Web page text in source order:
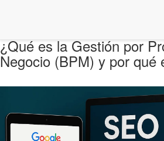
¿Qué es la Gestión por
Negocio (BPM) y por qué